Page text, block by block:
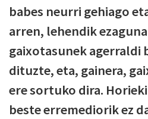
babes neurri gehiago
arren, lehendik
gaixotasunek agerraldi
dituzte, eta, gainera,
ere sortuko dira.
beste erremediorik ez